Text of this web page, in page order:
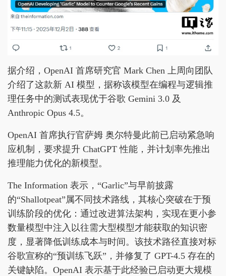
据介绍，OpenAI 首席研究官 Mark Chen 上周向团队
介绍了这款新 AI 模型，据称该模型在编程与逻辑推
理任务中的测试表现优于谷歌 Gemini 3.0 及
Anthropic Opus 4.5。
OpenAI 首席执行官萨姆 奥尔特曼此前已启动紧急响
应机制，要求提升 ChatGPT 性能，并计划率先推出
推理能力优化的新模型。
The Information 表示，“Garlic”与早前披露
的“Shallotpeat”属不同技术路线，其核心突破在于预
训练阶段的优化：通过改进算法架构，实现在更小参
数量模型中注入以往需大型模型才能获取的知识密
度，显著降低训练成本与时间。该技术路径直接对标
谷歌宣称的“预训练飞跃”，并修复了 GPT-4.5 存在的
关键缺陷。OpenAI 表示基于此经验已启动更大规模